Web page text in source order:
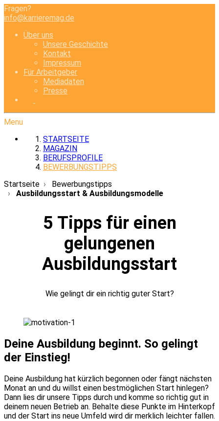
Fragen?
info@karrieremag.de
Über uns
Unsere Geschichte
Kontakt
Impressum
Für Arbeitgeber
Mediadaten
Presse
Menu
STARTSEITE
MAGAZIN
BERUFSPROFILE
BEWERBUNGSTIPPS
Startseite
Bewerbungstipps
Ausbildungsstart & Ausbildungsmodelle
5 Tipps für einen
gelungenen
Ausbildungsstart
Wie gelingt dir ein richtig guter Start?
Deine Ausbildung beginnt. So gelingt
der Einstieg!
Deine Ausbildung hat kürzlich begonnen oder fängt nächsten
Monat an und du willst einen bestmöglichen Start hinlegen?
Dann lies dir unsere Tipps durch und komme so richtig gut in
deinem neuen Betrieb an. Behalte diese Punkte im Hinterkopf
und der Start ins neue Umfeld wird dir merklich leichter fallen.